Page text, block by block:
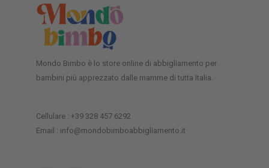
Mondo Bimbo è lo store online di abbigliamento per
bambini più apprezzato dalle mamme di tutta Italia.
Cellulare : +39 328 457 6292
Email : info@mondobimboabbigliamento.it